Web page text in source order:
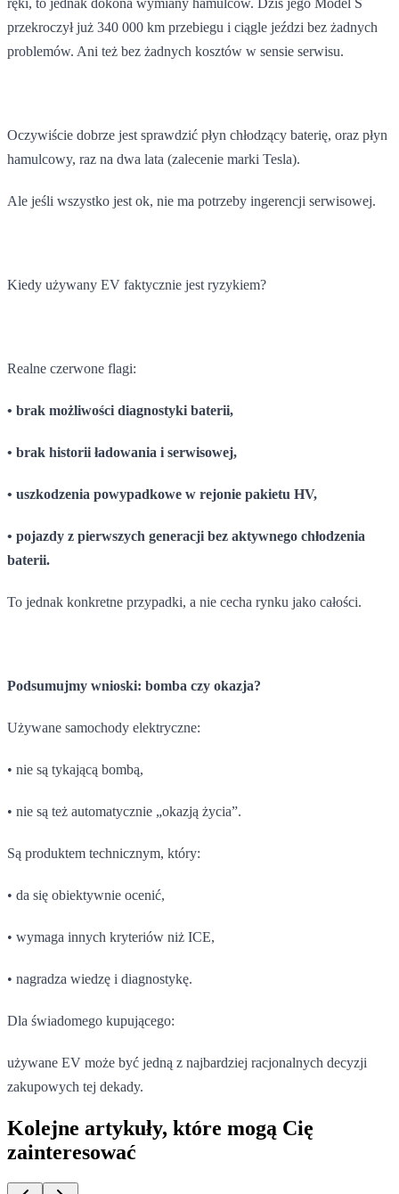
przekroczył już 340 000 km przebiegu i ciągle jeździ bez żadnych
problemów. Ani też bez żadnych kosztów w sensie serwisu.
Oczywiście dobrze jest sprawdzić płyn chłodzący baterię, oraz płyn
hamulcowy, raz na dwa lata (zalecenie marki Tesla).
Ale jeśli wszystko jest ok, nie ma potrzeby ingerencji serwisowej.
Kiedy używany EV faktycznie jest ryzykiem?
Realne czerwone flagi:
• brak możliwości diagnostyki baterii,
• brak historii ładowania i serwisowej,
• uszkodzenia powypadkowe w rejonie pakietu HV,
• pojazdy z pierwszych generacji bez aktywnego chłodzenia
baterii.
To jednak konkretne przypadki, a nie cecha rynku jako całości.
Podsumujmy wnioski: bomba czy okazja?
Używane samochody elektryczne:
• nie są tykającą bombą,
• nie są też automatycznie „okazją życia”.
Są produktem technicznym, który:
• da się obiektywnie ocenić,
• wymaga innych kryteriów niż ICE,
• nagradza wiedzę i diagnostykę.
Dla świadomego kupującego:
używane EV może być jedną z najbardziej racjonalnych decyzji
zakupowych tej dekady.
Kolejne artykuły, które mogą Cię
zainteresować